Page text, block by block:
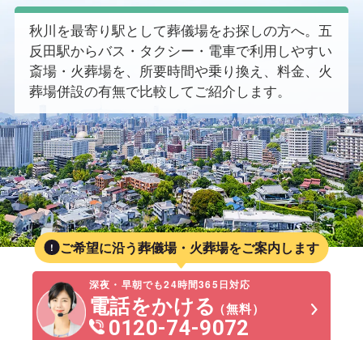
秋川を最寄り駅として葬儀場をお探しの方へ。五
反田駅からバス・タクシー・電車で利用しやすい
斎場・火葬場を、所要時間や乗り換え、料金、火
葬場併設の有無で比較してご紹介します。
ご希望に沿う葬儀場・火葬場をご案内します
深夜・早朝でも24時間365日対応
電話をかける（無料）
0120-74-9072